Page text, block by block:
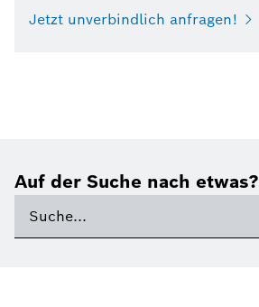
Jetzt unverbindlich anfragen!
Auf der Suche nach etwas?